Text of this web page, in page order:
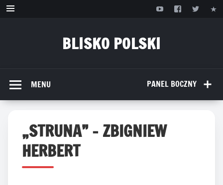
Przejdź
BLISKO POLSKI
PANEL BOCZNY
MENU
„STRUNA” – ZBIGNIEW
HERBERT